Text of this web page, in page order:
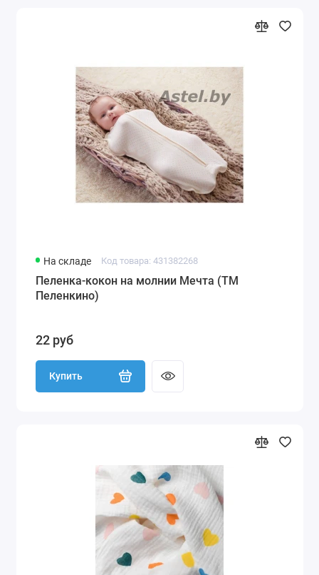
На складе Код товара: 431382268
Пеленка-кокон на молнии Мечта (ТМ
Пеленкино)
22 руб
Купить